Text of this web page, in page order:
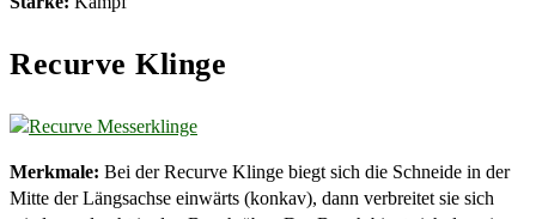
Recurve Klinge
Merkmale: Bei der Recurve Klinge biegt sich die Schneide in der
Mitte der Längsachse einwärts (konkav), dann verbreitet sie sich